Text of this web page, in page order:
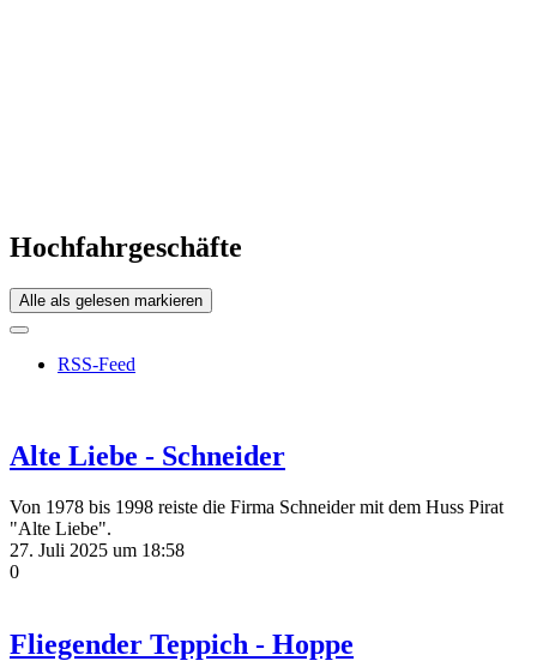
Hochfahrgeschäfte
Alle als gelesen markieren
RSS-Feed
Alte Liebe - Schneider
Von 1978 bis 1998 reiste die Firma Schneider mit dem Huss Pirat
"Alte Liebe".
27. Juli 2025 um 18:58
0
Fliegender Teppich - Hoppe